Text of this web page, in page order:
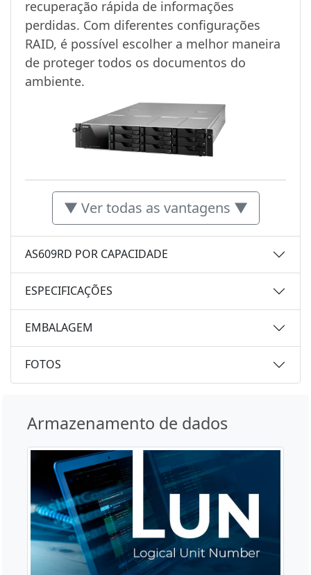
recuperação rápida de informações
perdidas. Com diferentes configurações
RAID, é possível escolher a melhor maneira
de proteger todos os documentos do
ambiente.
▼ Ver todas as vantagens ▼
AS609RD POR CAPACIDADE
ESPECIFICAÇÕES
EMBALAGEM
FOTOS
Armazenamento de dados